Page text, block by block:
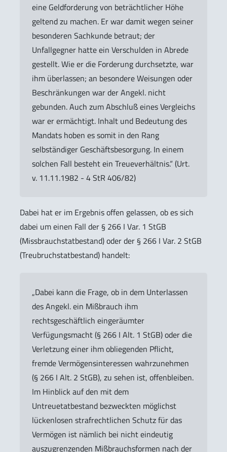
eine Geldforderung von beträchtlicher Höhe
geltend zu machen. Er war damit wegen seiner
besonderen Sachkunde betraut; der
Unfallgegner hatte ein Verschulden in Abrede
gestellt. Wie er die Forderung durchsetzte, war
ihm überlassen; an besondere Weisungen oder
Beschränkungen war der Angekl. nicht
gebunden. Auch zum Abschluß eines Vergleichs
war er ermächtigt. Inhalt und Bedeutung des
Mandats hoben es somit in den Rang
selbständiger Geschäftsbesorgung. In einem
solchen Fall besteht ein Treueverhältnis.“ (Urt.
v. 11.11.1982 - 4 StR 406/82)
Dabei hat er im Ergebnis offen gelassen, ob es sich
dabei um einen Fall der § 266 I Var. 1 StGB
(Missbrauchstatbestand) oder der § 266 I Var. 2 StGB
(Treubruchstatbestand) handelt:
„Dabei kann die Frage, ob in dem Unterlassen
des Angekl. ein Mißbrauch ihm
rechtsgeschäftlich eingeräumter
Verfügungsmacht (§ 266 I Alt. 1 StGB) oder die
Verletzung einer ihm obliegenden Pflicht,
fremde Vermögensinteressen wahrzunehmen
(§ 266 I Alt. 2 StGB), zu sehen ist, offenbleiben.
Im Hinblick auf den mit dem
Untreuetatbestand bezweckten möglichst
lückenlosen strafrechtlichen Schutz für das
Vermögen ist nämlich bei nicht eindeutig
auszugrenzenden Mißbrauchsformen nach der